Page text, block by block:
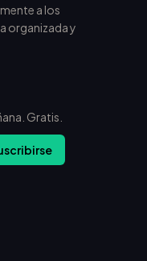
a los
organizada y
Gratis.